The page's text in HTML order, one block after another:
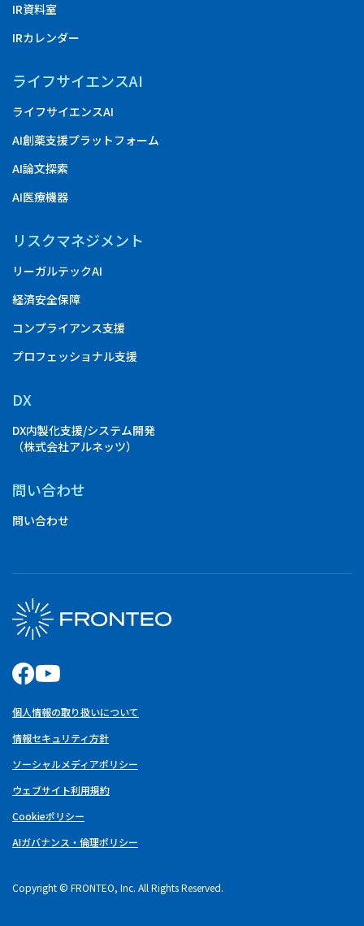
IR資料室
IRカレンダー
ライフサイエンスAI
ライフサイエンスAI
AI創薬支援プラットフォーム
AI論文探索
AI医療機器
リスクマネジメント
リーガルテックAI
経済安全保障
コンプライアンス支援
プロフェッショナル支援
DX
DX内製化支援/システム開発
（株式会社アルネッツ）
問い合わせ
問い合わせ
個人情報の取り扱いについて
情報セキュリティ方針
ソーシャルメディアポリシー
ウェブサイト利用規約
Cookieポリシー
AIガバナンス・倫理ポリシー
Copyright © FRONTEO, Inc. All Rights Reserved.